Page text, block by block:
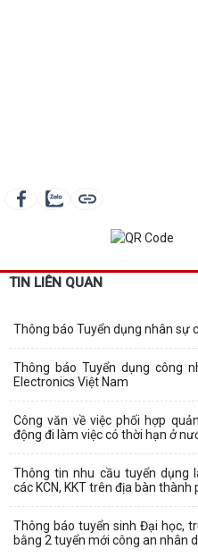
TIN LIÊN QUAN
Thông báo Tuyển dụng nhân sự
Thông báo Tuyển dụng công
Electronics Việt Nam
Công văn về việc phối hợp
động đi làm việc có thời hạn ở
Thông tin nhu cầu tuyển dụng
các KCN, KKT trên địa bàn thành
Thông báo tuyển sinh Đại học,
bằng 2 tuyển mới công an nhân